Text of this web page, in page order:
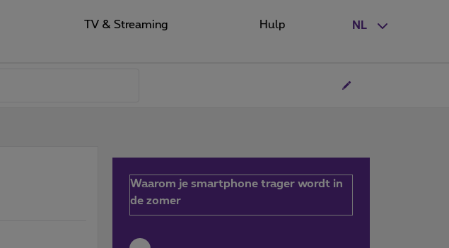
NL
TV & Streaming Hulp
Waarom je smartphone trager wordt in
de zomer